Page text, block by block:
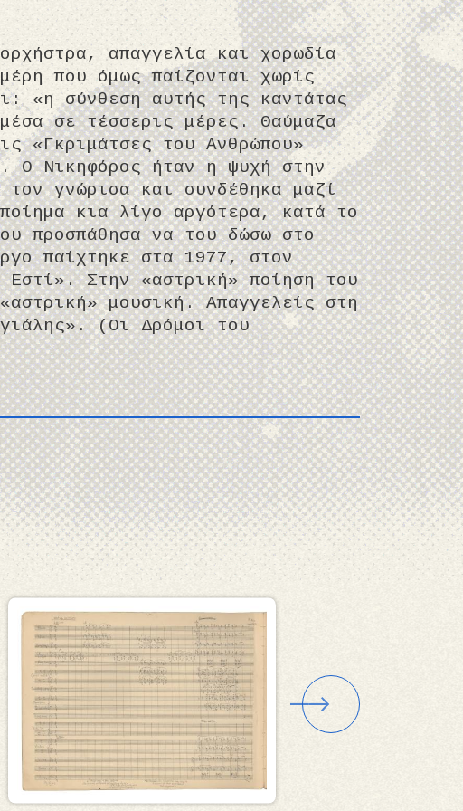
απαγγελία και χορωδία
που όμως παίζονται χωρίς
«η σύνθεση αυτής της καντάτας
σε τέσσερις μέρες. Θαύμαζα
«Γκριμάτσες του Ανθρώπου»
Ο Νικηφόρος ήταν η ψυχή στην
γνώρισα και συνδέθηκα μαζί
κια λίγο αργότερα, κατά το
προσπάθησα να του δώσω στο
παίχτηκε στα 1977, στον
Στην «αστρική» ποίηση του
μουσική. Απαγγελείς στη
(Οι Δρόμοι του
Εικόνα Εικόνα